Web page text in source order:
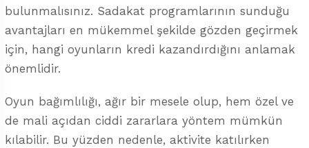
bulunmalısınız. Sadakat programlarının sunduğu
avantajları en mükemmel şekilde gözden geçirmek
için, hangi oyunların kredi kazandırdığını anlamak
önemlidir.
Oyun bağımlılığı, ağır bir mesele olup, hem özel ve
de mali açıdan ciddi zararlara yöntem mümkün
kılabilir. Bu yüzden nedenle, aktivite katılırken